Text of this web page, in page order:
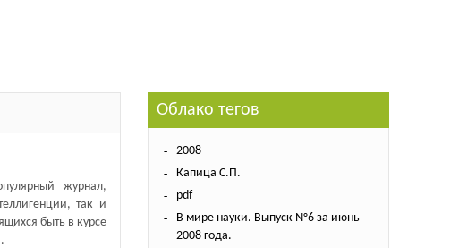
журнал,
так и
быть в курсе
Облако тегов
2008
Капица С.П.
pdf
В мире науки. Выпуск №6 за июнь
2008 года.